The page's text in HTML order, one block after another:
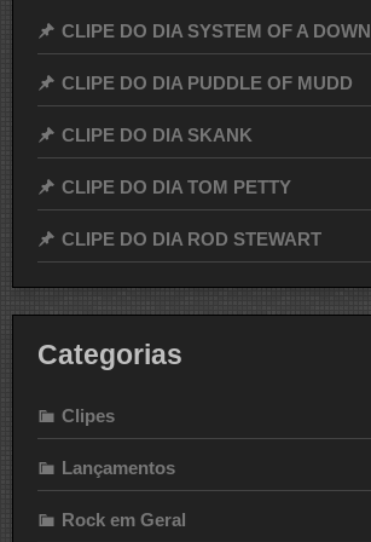
CLIPE DO DIA SYSTEM OF A DOWN
CLIPE DO DIA PUDDLE OF MUDD
CLIPE DO DIA SKANK
CLIPE DO DIA TOM PETTY
CLIPE DO DIA ROD STEWART
Categorias
Clipes
Lançamentos
Rock em Geral